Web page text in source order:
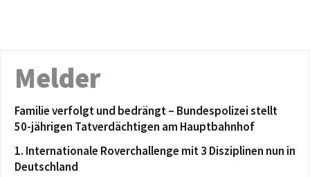
Melder
Familie verfolgt und bedrängt – Bundespolizei stellt
50-jährigen Tatverdächtigen am Hauptbahnhof
1. Internationale Roverchallenge mit 3 Disziplinen nun in
Deutschland